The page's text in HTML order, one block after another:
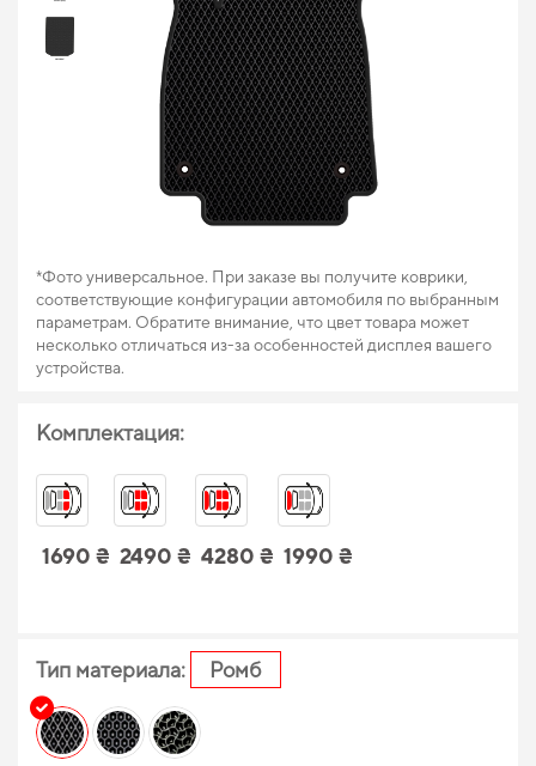
*Фото универсальное. При заказе вы получите коврики,
соответствующие конфигурации автомобиля по выбранным
параметрам. Обратите внимание, что цвет товара может
несколько отличаться из-за особенностей дисплея вашего
устройства.
Комплектация:
1690 ₴ 2490 ₴ 4280 ₴ 1990 ₴
Тип материала: Ромб